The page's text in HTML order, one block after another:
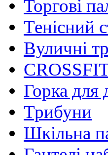
Торгові
Тенісний
Вуличні
Горка для
Трибуни
Шкільна